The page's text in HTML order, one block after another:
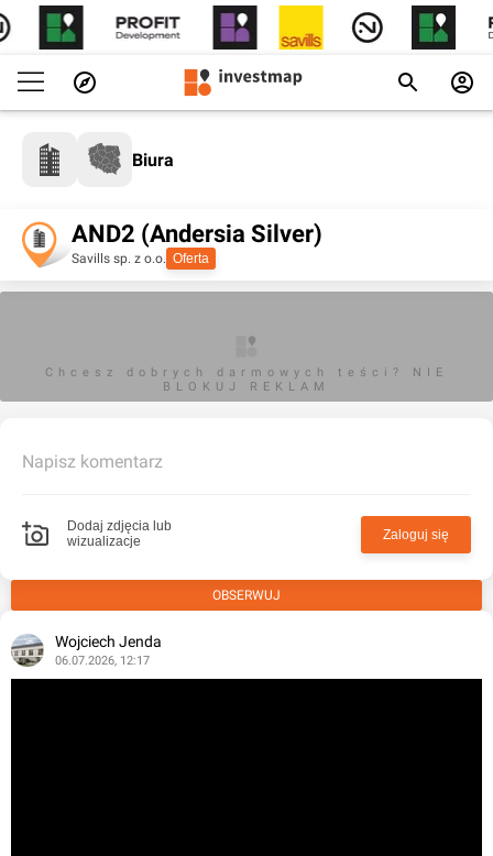
Biura
AND2 (Andersia Silver)
Savills sp. z o.o. Oferta
Chcesz dobrych darmowych teści? NIE
BLOKUJ REKLAM
Napisz komentarz
Dodaj zdjęcia lub
wizualizacje
Zaloguj się
OBSERWUJ
Wojciech Jenda
06.07.2026, 12:17